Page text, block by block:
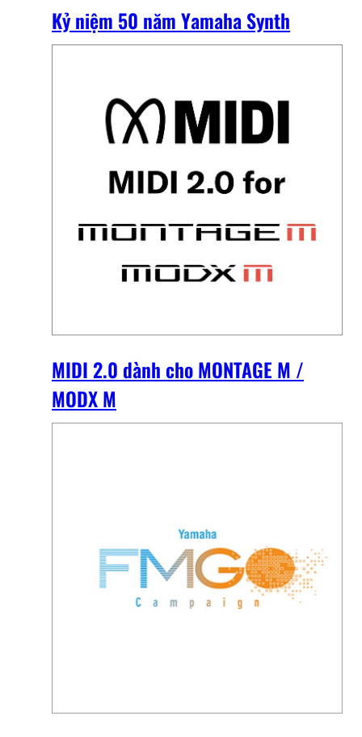
Kỷ niệm 50 năm Yamaha Synth
MIDI 2.0 dành cho MONTAGE M /
MODX M